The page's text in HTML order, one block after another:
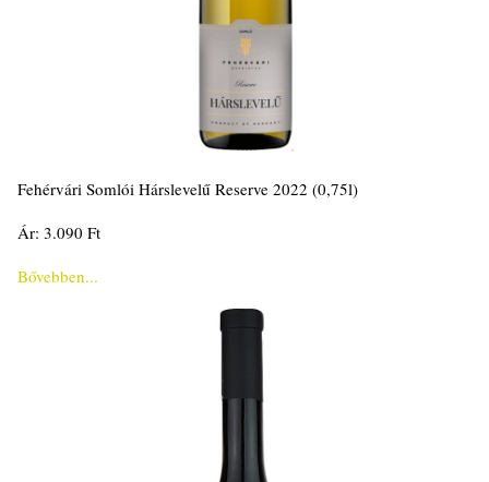
Fehérvári Somlói Hárslevelű Reserve 2022 (0,75l)
Ár: 3.090 Ft
Bővebben...